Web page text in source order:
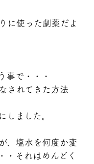
に使った劇薬だよ
事で・・・
されてきた方法
しました。
、塩水を何度か変
・それはめんどく